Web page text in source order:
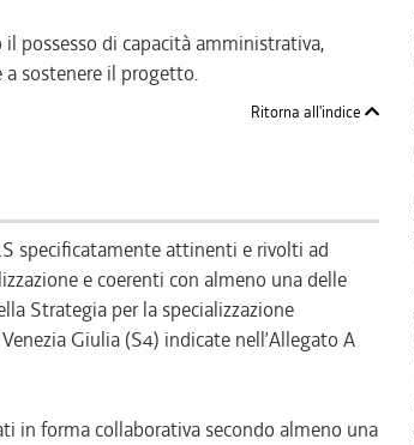
possesso di capacità amministrativa,
sostenere il progetto.
Ritorna all'indice
specificatamente attinenti e rivolti ad
e coerenti con almeno una delle
Strategia per la specializzazione
Giulia (S4) indicate nell’Allegato A
in forma collaborativa secondo almeno una